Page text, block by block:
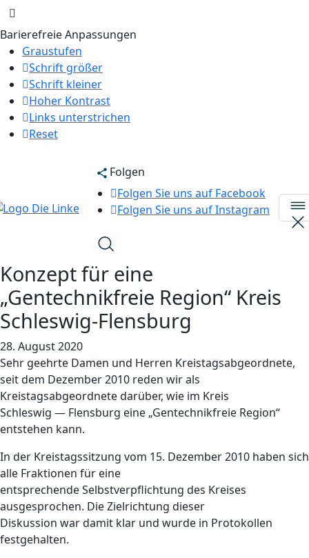
Barierefreie Anpassungen
Graustufen
Schrift größer
Schrift kleiner
Hoher Kontrast
Links unterstrichen
Reset
Folgen
Folgen Sie uns auf Facebook
Folgen Sie uns auf Instagram
Konzept für eine
„Gentechnikfreie Region“ Kreis
Schleswig-Flensburg
28. August 2020
Sehr geehrte Damen und Herren Kreistagsabgeordnete,
seit dem Dezember 2010 reden wir als
Kreistagsabgeordnete darüber, wie im Kreis
Schleswig — Flensburg eine „Gentechnikfreie Region“
entstehen kann.
In der Kreistagssitzung vom 15. Dezember 2010 haben sich
alle Fraktionen für eine
entsprechende Selbstverpflichtung des Kreises
ausgesprochen. Die Zielrichtung dieser
Diskussion war damit klar und wurde in Protokollen
festgehalten.